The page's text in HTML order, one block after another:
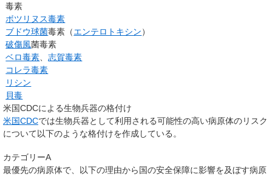
毒素
ボツリヌス毒素
ブドウ球菌毒素（エンテロトキシン）
破傷風菌毒素
ベロ毒素 、志賀毒素
コレラ毒素
リシン
貝毒
米国CDCによる生物兵器の格付け
米国CDCでは生物兵器として利用される可能性の高い病原体のリスク
について以下のような格付けを作成している。
カテゴリーA
最優先の病原体で、以下の理由から国の安全保障に影響を及ぼす病原